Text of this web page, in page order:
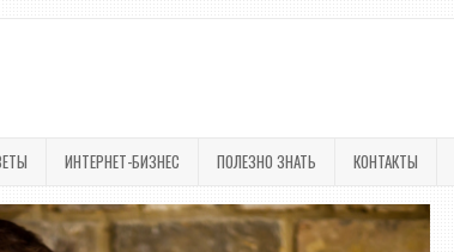
ИНТЕРНЕТ-БИЗНЕС ПОЛЕЗНО ЗНАТЬ КОНТАКТЫ